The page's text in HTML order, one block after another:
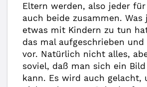
Eltern werden, also jeder
auch beide zusammen. Was
etwas mit Kindern zu tun
das mal aufgeschrieben und
vor. Natürlich nicht alles,
soviel, daß man sich ein
kann. Es wird auch gelacht,